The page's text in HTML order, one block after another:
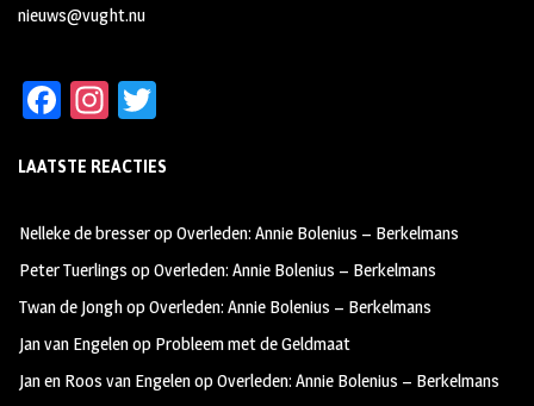
nieuws@vught.nu
Fa
b
oo
k
In
ag
m
tt
LAATSTE REACTIES
Nelleke de bresseropOverleden: Annie Bolenius – Berkelmans
Peter Tuerlings opOverleden: Annie Bolenius – Berkelmans
Twan de JonghopOverleden: Annie Bolenius – Berkelmans
Jan van Engelenop Probleem met de Geldmaat
Jan en Roos van EngelenopOverleden: Annie Bolenius – Berkelmans